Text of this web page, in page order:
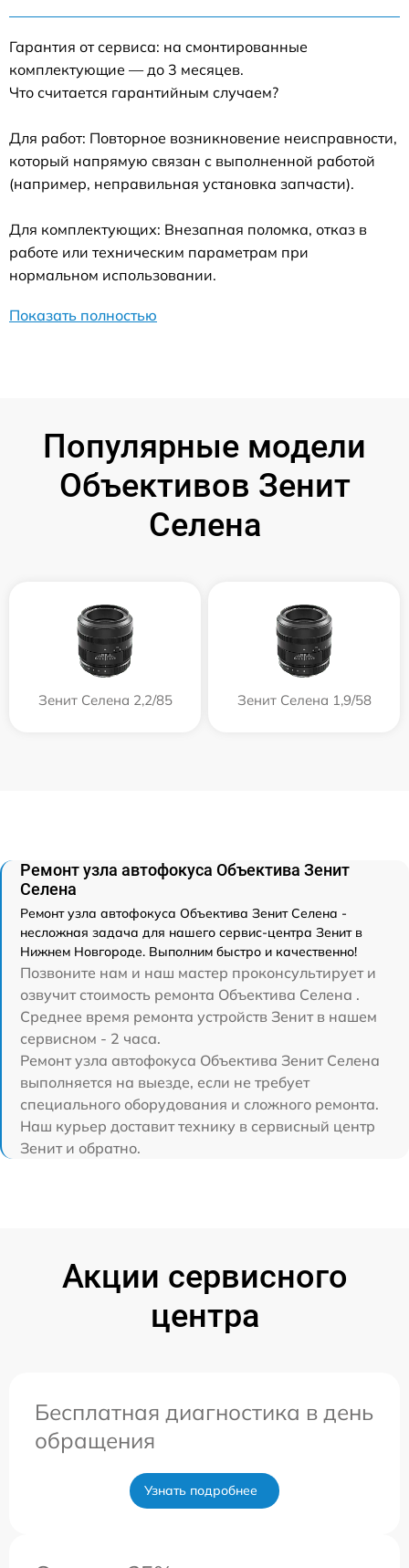
Гарантия от сервиса: на смонтированные
комплектующие — до 3 месяцев.
Что считается гарантийным случаем?
Для работ: Повторное возникновение неисправности,
который напрямую связан с выполненной работой
(например, неправильная установка запчасти).
Для комплектующих: Внезапная поломка, отказ в
работе или техническим параметрам при
нормальном использовании.
Показать полностью
Популярные модели
Объективов Зенит
Селена
Зенит Селена 2,2/85 Зенит Селена 1,9/58
Ремонт узла автофокуса Объектива Зенит
Селена
Ремонт узла автофокуса Объектива Зенит Селена -
несложная задача для нашего сервис-центра Зенит в
Нижнем Новгороде. Выполним быстро и качественно!
Позвоните нам и наш мастер проконсультирует и
озвучит стоимость ремонта Объектива Селена .
Среднее время ремонта устройств Зенит в нашем
сервисном - 2 часа.
Ремонт узла автофокуса Объектива Зенит Селена
выполняется на выезде, если не требует
специального оборудования и сложного ремонта.
Наш курьер доставит технику в сервисный центр
Зенит и обратно.
Акции сервисного
центра
Бесплатная диагностика в день
обращения
Узнать подробнее